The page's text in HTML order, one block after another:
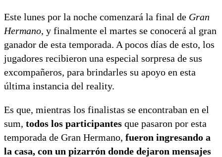
Este lunes por la noche comenzará la final de Gran
Hermano, y finalmente el martes se conocerá al gran
ganador de esta temporada. A pocos días de esto, los
jugadores recibieron una especial sorpresa de sus
excompañeros, para brindarles su apoyo en esta
última instancia del reality.
Es que, mientras los finalistas se encontraban en el
sum, todos los participantes que pasaron por esta
temporada de Gran Hermano, fueron ingresando a
la casa, con un pizarrón donde dejaron mensajes